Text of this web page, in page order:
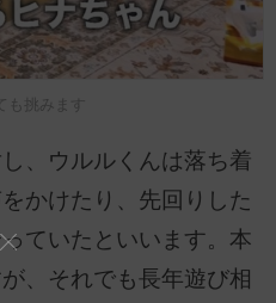
も挑みます
、ウルルくんは落ち着
かけたり、先回りした
ていたといいます。本
、それでも長年遊び相